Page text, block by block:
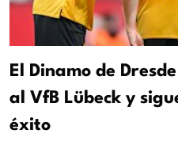
El Dinamo de
al VfB Lübeck y
éxito